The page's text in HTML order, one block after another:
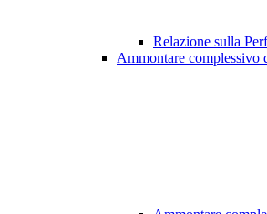
Relazione sulla
Ammontare complessivo